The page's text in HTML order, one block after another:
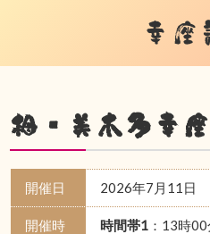
幸座
栂・美木多幸座
開催日 2026年7月11日
開催時
時間帯1：13時00